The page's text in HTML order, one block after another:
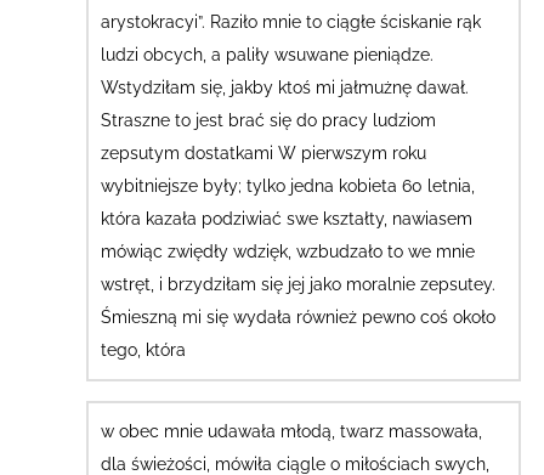
arystokracyi”. Raziło mnie to ciągłe ściskanie rąk
ludzi obcych, a paliły wsuwane pieniądze.
Wstydziłam się, jakby ktoś mi jałmużnę dawał.
Straszne to jest brać się do pracy ludziom
zepsutym dostatkami W pierwszym roku
wybitniejsze były; tylko jedna kobieta 60 letnia,
która kazała podziwiać swe kształty, nawiasem
mówiąc zwiędły wdzięk, wzbudzało to we mnie
wstręt, i brzydziłam się jej jako moralnie zepsutey.
Śmieszną mi się wydała również pewno coś około
tego, która
w obec mnie udawała młodą, twarz massowała,
dla świeżości , mówiła ciągle o miłościach swych,